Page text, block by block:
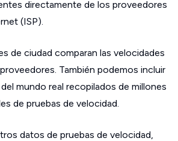
directamente de los proveedores
(ISP).
de ciudad comparan las velocidades
También podemos incluir
del mundo real recopilados de millones
de pruebas de velocidad.
datos de pruebas de velocidad,